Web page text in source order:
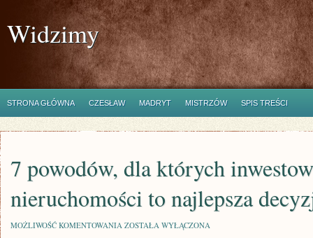
Widzimy
STRONA GŁÓWNA CZESŁAW MADRYT MISTRZÓW SPIS TREŚCI
7 powodów, dla których
nieruchomości to najlepsza
MOŻLIWOŚĆ KOMENTOWANIA 7
ZOSTAŁA WYŁĄCZONA